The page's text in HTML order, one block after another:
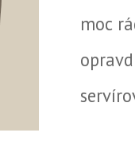
moc